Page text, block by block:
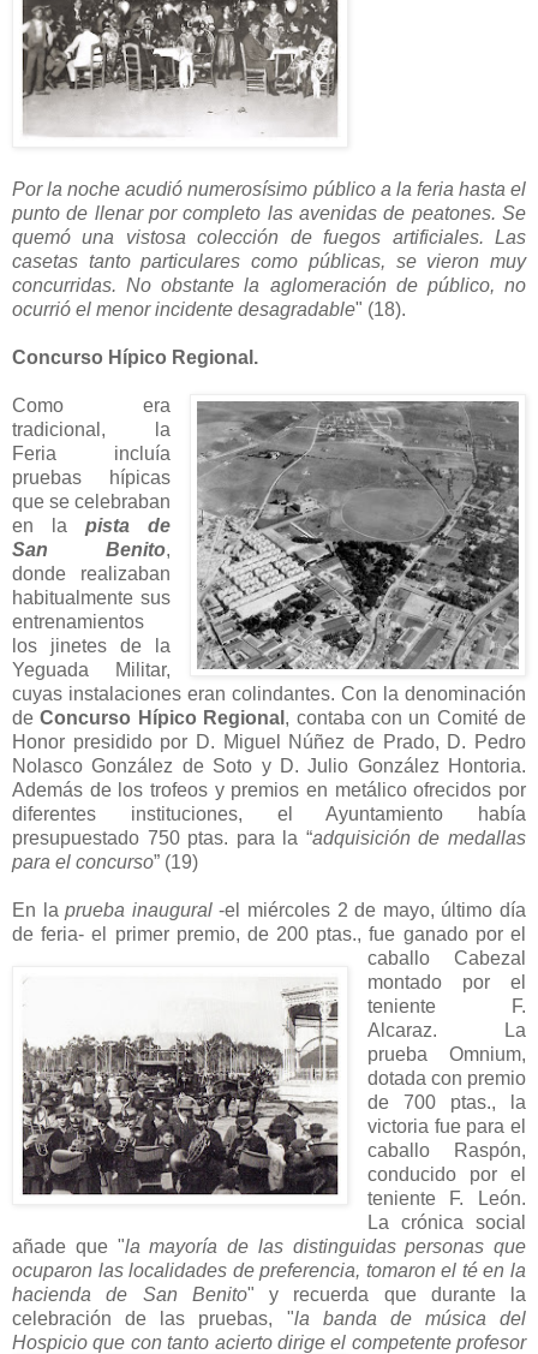
Por la noche acudió numerosísimo público a la feria hasta el
punto de llenar por completo las avenidas de peatones. Se
quemó una vistosa colección de fuegos artificiales. Las
casetas tanto particulares como públicas, se vieron muy
concurridas. No obstante la aglomeración de público, no
ocurrió el menor incidente desagradable" (18).
Concurso Hípico Regional.
Como era
tradicional, la
Feria incluía
pruebas hípicas
que se celebraban
en lapista de
San Benito,
donde realizaban
habitualmente sus
entrenamientos
los jinetes de la
Yeguada Militar,
cuyas instalaciones eran colindantes. Con la denominación
deConcurso Hípico Regional , contaba con un Comité de
Honor presidido por D. Miguel Núñez de Prado, D. Pedro
Nolasco González de Soto y D. Julio González Hontoria.
Además de los trofeos y premios en metálico ofrecidos por
diferentes instituciones, el Ayuntamiento había
presupuestado 750 ptas. para la “adquisición de medallas
para el concurso” (19)
En laprueba inaugural-el miércoles 2 de mayo, último día
de feria- el primer premio, de 200 ptas., fue ganado por el
caballo Cabezal
montado por el
teniente F.
Alcaraz. La
prueba Omnium,
dotada con premio
de 700 ptas., la
victoria fue para el
caballo Raspón,
conducido por el
teniente F. León.
La crónica social
añade que "la mayoría de las distinguidas personas que
ocuparon las localidades de preferencia, tomaron el té en la
hacienda de San Benito" y recuerda que durante la
celebración de las pruebas, "la banda de música del
Hospicio que con tanto acierto dirige el competente profesor